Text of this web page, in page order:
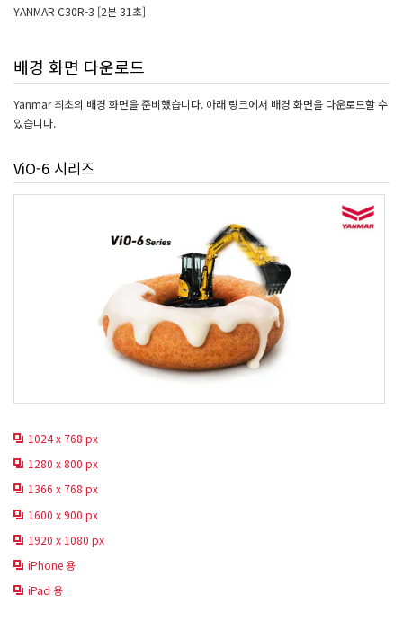
YANMAR C30R-3 [2분 31초]
배경 화면 다운로드
Yanmar 최초의 배경 화면을 준비했습니다. 아래 링크에서 배경 화면을 다운로드할 수
있습니다.
ViO-6 시리즈
1024 x 768 px
1280 x 800 px
1366 x 768 px
1600 x 900 px
1920 x 1080 px
iPhone 용
iPad 용